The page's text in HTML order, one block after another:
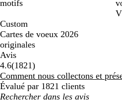
motifs
Custom
Cartes de voeux 2026
originales
Avis
4.6(18211821
avis
)
Comment nous collectons et
Évalué par 1821 clients
Mes